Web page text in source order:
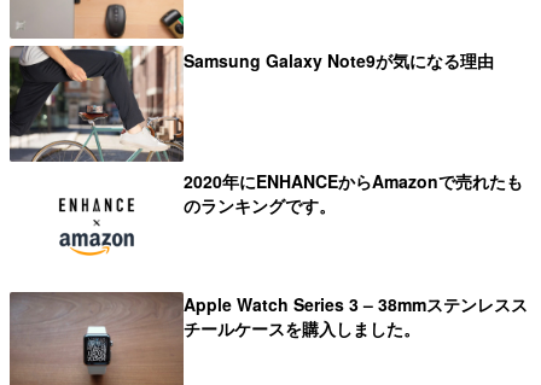
Samsung Galaxy Note9が気になる理由
2020年にENHANCEからAmazonで売れたも
のランキングです。
Apple Watch Series 3 – 38mmステンレスス
チールケースを購入しました。